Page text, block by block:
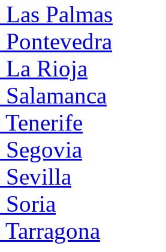
Palmas
La Rioja
Sevilla
Soria